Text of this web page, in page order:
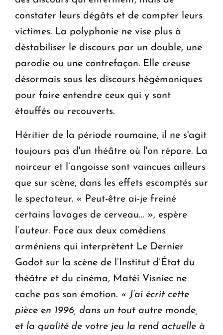
constater leurs dégâts et de compter leurs
victimes. La polyphonie ne vise plus à
déstabiliser le discours par un double, une
parodie ou une contrefaçon. Elle creuse
désormais sous les discours hégémoniques
pour faire entendre ceux qui y sont
étouffés ou recouverts.
Héritier de la période roumaine, il ne s'agit
toujours pas d'un théâtre où l'on répare. La
noirceur et l’angoisse sont vaincues ailleurs
que sur scène, dans les effets escomptés sur
le spectateur. « Peut-être ai-je freiné
certains lavages de cerveau… », espère
l’auteur. Face aux deux comédiens
arméniens qui interprètent Le Dernier
Godot sur la scène de l’Institut d’État du
théâtre et du cinéma, Matéi Visniec ne
cache pas son émotion. « J’ai écrit cette
pièce en 1996, dans un tout autre monde,
et la qualité de votre jeu la rend actuelle à